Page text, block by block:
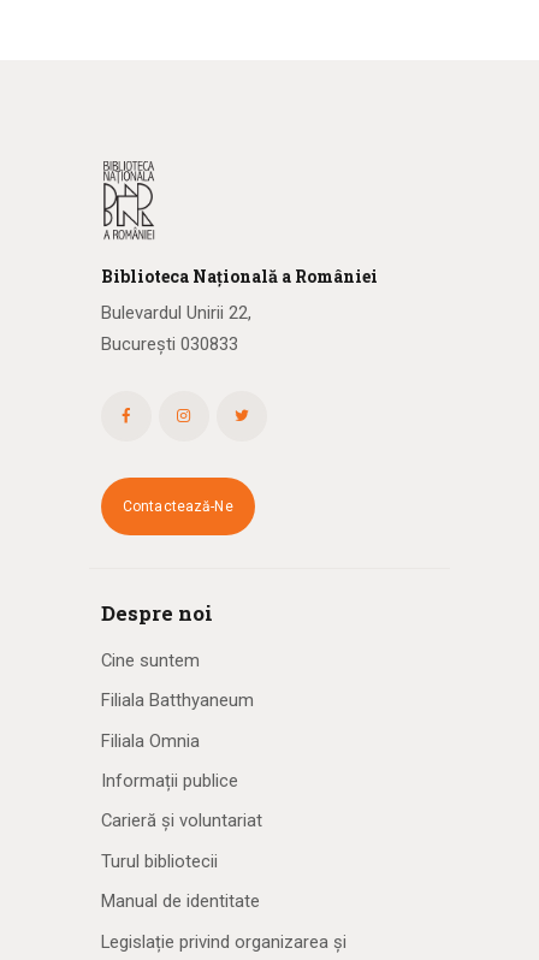
Biblioteca Națională a României
Bulevardul Unirii 22,
București 030833
Contactează-Ne
Despre noi
Cine suntem
Filiala Batthyaneum
Filiala Omnia
Informații publice
Carieră și voluntariat
Turul bibliotecii
Manual de identitate
Legislație privind organizarea și